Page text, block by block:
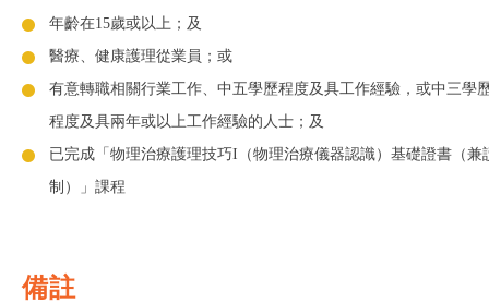
年齡在15歲或以上；及
醫療、健康護理從業員；或
有意轉職相關行業工作、中五學歷程度及具工作經驗，或中三學
程度及具兩年或以上工作經驗的人士；及
已完成「物理治療護理技巧I（物理治療儀器認識）基礎證書（兼
制）」課程
備註